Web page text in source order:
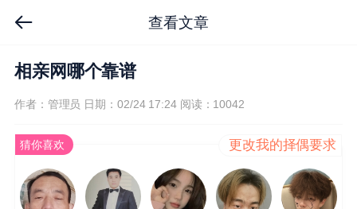
查看文章
相亲网哪个靠谱
作者：管理员 日期：02/24 17:24 阅读：10042
猜你喜欢 更改我的择偶要求